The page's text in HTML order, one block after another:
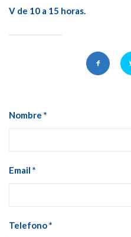
V de 10 a 15 horas.
Nombre *
Email *
Telefono *